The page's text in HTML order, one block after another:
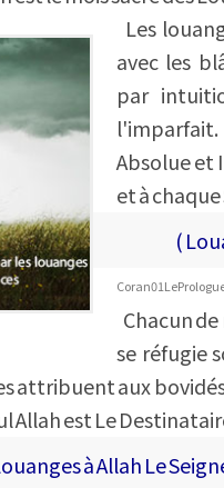
Les
avec les
par
Absolue et
et à
(
Coran 01 Le
Chacun
se réfugie
attribuent aux
est Le
à Allah Le